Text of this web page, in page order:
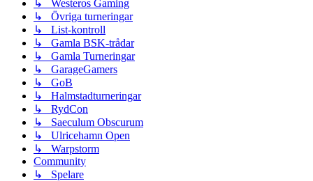
↳ Westeros Gaming
↳ Övriga turneringar
↳ List-kontroll
↳ Gamla BSK-trådar
↳ Gamla Turneringar
↳ GarageGamers
↳ GoB
↳ Halmstadturneringar
↳ RydCon
↳ Saeculum Obscurum
↳ Ulricehamn Open
↳ Warpstorm
Community
↳ Spelare